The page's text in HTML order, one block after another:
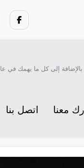
إلى كل ما يهمك في
معنا اتصل بنا